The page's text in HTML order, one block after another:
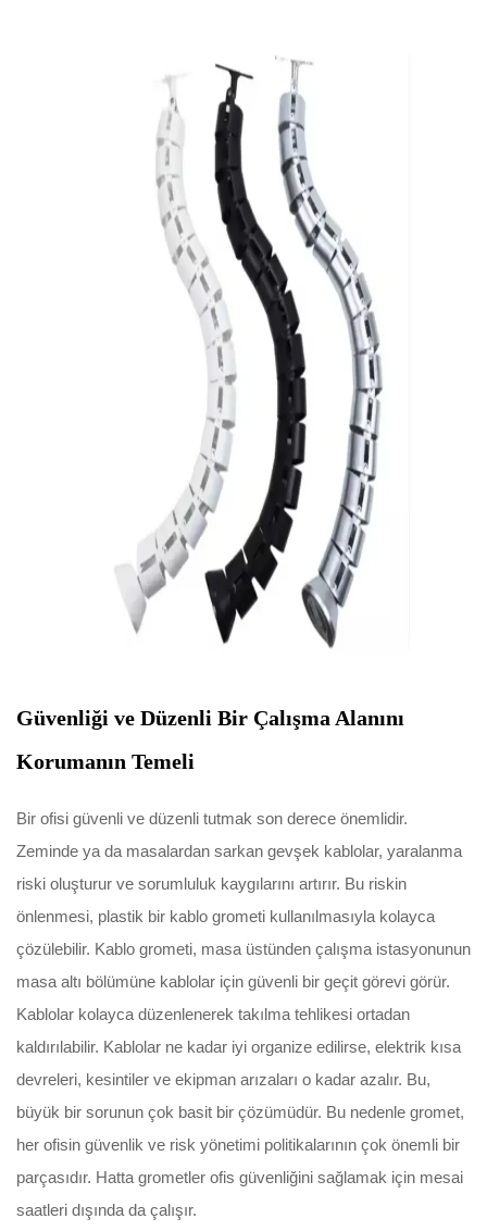
Güvenliği ve Düzenli Bir Çalışma Alanını
Korumanın Temeli
Bir ofisi güvenli ve düzenli tutmak son derece önemlidir.
Zeminde ya da masalardan sarkan gevşek kablolar, yaralanma
riski oluşturur ve sorumluluk kaygılarını artırır. Bu riskin
önlenmesi, plastik bir kablo grometi kullanılmasıyla kolayca
çözülebilir. Kablo grometi, masa üstünden çalışma istasyonunun
masa altı bölümüne kablolar için güvenli bir geçit görevi görür.
Kablolar kolayca düzenlenerek takılma tehlikesi ortadan
kaldırılabilir. Kablolar ne kadar iyi organize edilirse, elektrik kısa
devreleri, kesintiler ve ekipman arızaları o kadar azalır. Bu,
büyük bir sorunun çok basit bir çözümüdür. Bu nedenle gromet,
her ofisin güvenlik ve risk yönetimi politikalarının çok önemli bir
parçasıdır. Hatta grometler ofis güvenliğini sağlamak için mesai
saatleri dışında da çalışır.